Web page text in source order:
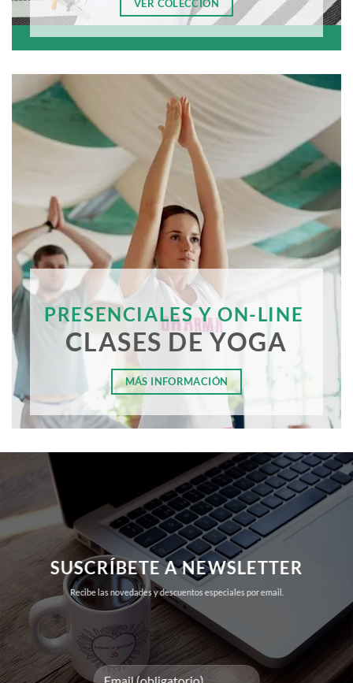
VER COLECCIÓN
PRESENCIALES Y ON-LINE
CLASES DE YOGA
MÁS INFORMACIÓN
SUSCRÍBETE A NEWSLETTER
Recibe las novedades y descuentos especiales por email.